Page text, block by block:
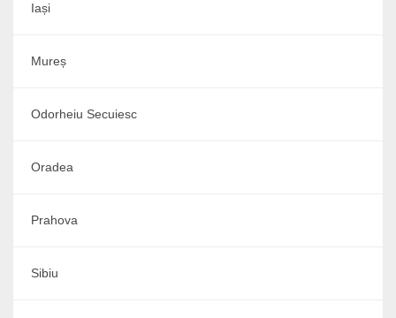
Iași
Mureș
Odorheiu Secuiesc
Oradea
Prahova
Sibiu